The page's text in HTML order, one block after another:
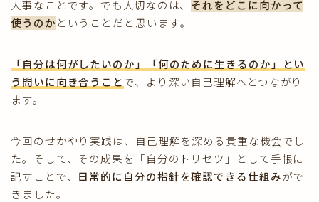
大事なことです。でも大切なのは、 それをどこに向かって
使うのか ということだと思います。
「自分は何がしたいのか」「何のために生きるのか」とい
う問いに向き合うことで、より深い自己理解へとつながり
ます。
今回のせかやり実践は、自己理解を深める貴重な機会でし
た。そして、その成果を「自分のトリセツ」として手帳に
記すことで、 日常的に自分の指針を確認できる仕組みがで
きました。